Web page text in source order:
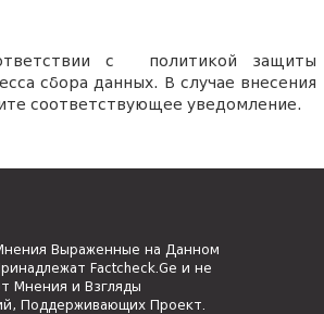
с политикой защиты
сбора данных.
В случае внесения
соответствующее уведомление.
Выраженные на Данном
Factcheck.Ge и не
Мнения и Взгляды
Поддерживающих Проект.